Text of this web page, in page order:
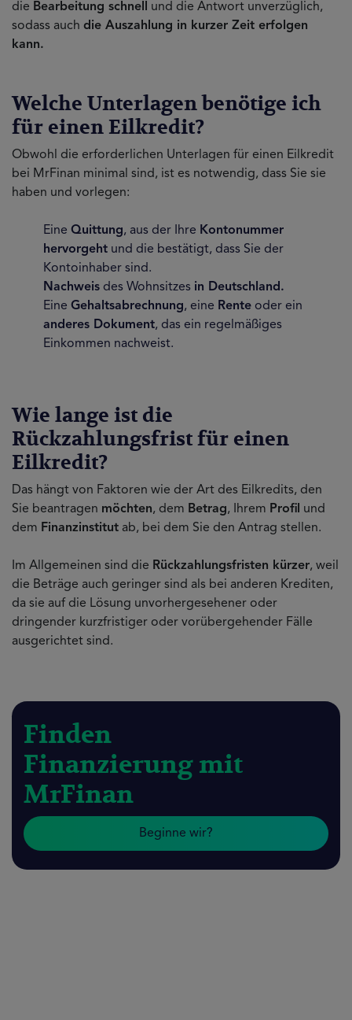
die Bearbeitung schnell
und die Antwort unverzüglich,
sodass auch die Auszahlung in kurzer Zeit erfolgen
kann.
Welche Unterlagen benötige ich
für einen Eilkredit?
Obwohl die erforderlichen Unterlagen für einen Eilkredit
bei MrFinan minimal sind, ist es notwendig, dass Sie sie
haben und vorlegen:
Eine Quittung, aus der Ihre Kontonummer
hervorgeht und die bestätigt, dass Sie der
Kontoinhaber sind.
Nachweis des Wohnsitzes in Deutschland.
Eine Gehaltsabrechnung, eine Rente oder ein
anderes Dokument, das ein regelmäßiges
Einkommen nachweist.
Wie lange ist die
Rückzahlungsfrist für einen
Eilkredit?
Das hängt von Faktoren wie der Art des Eilkredits, den
Sie beantragen möchten, dem Betrag, Ihrem Profil und
dem Finanzinstitut ab, bei dem Sie den Antrag stellen.
Im Allgemeinen sind die Rückzahlungsfristen kürzer, weil
die Beträge auch geringer sind als bei anderen Krediten,
da sie auf die Lösung unvorhergesehener oder
dringender kurzfristiger oder vorübergehender Fälle
ausgerichtet sind.
Finden
Finanzierung mit
MrFinan
Beginne wir?